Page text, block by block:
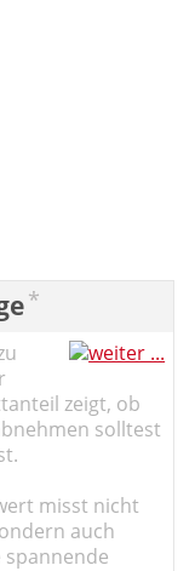
*
zeigt, ob
solltest
misst nicht
auch
spannende